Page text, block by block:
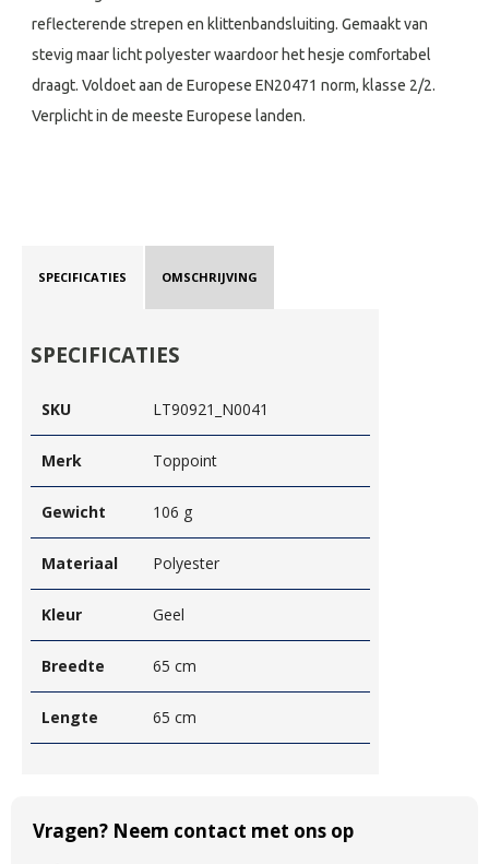
reflecterende strepen en klittenbandsluiting. Gemaakt van
stevig maar licht polyester waardoor het hesje comfortabel
draagt. Voldoet aan de Europese EN20471 norm, klasse 2/2.
Verplicht in de meeste Europese landen.
SPECIFICATIES OMSCHRIJVING
SPECIFICATIES
SKU LT90921_N0041
Merk Toppoint
Gewicht 106 g
Materiaal Polyester
Kleur Geel
Breedte 65 cm
Lengte 65 cm
Vragen? Neem contact met ons op